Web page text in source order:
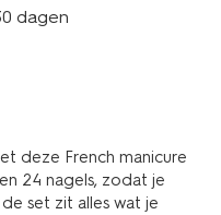
dagen
deze French manicure
24 nagels, zodat je
set zit alles wat je